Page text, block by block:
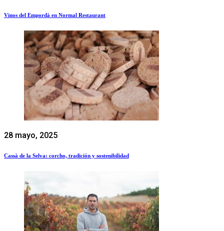
Vinos del Empordà en Normal Restaurant
28 mayo, 2025
Cassà de la Selva: corcho, tradición y sostenibilidad